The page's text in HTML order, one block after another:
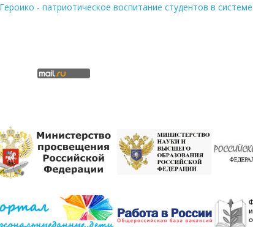
- патриотическое воспитание студентов в